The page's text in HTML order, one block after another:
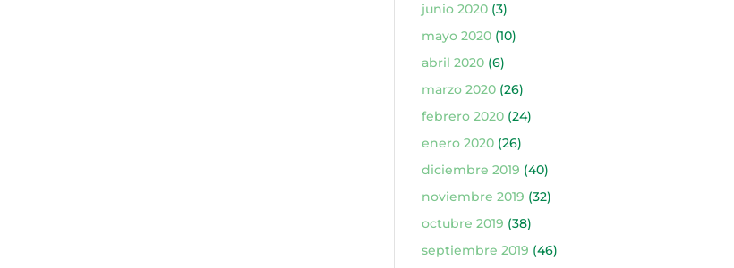
junio 2020(3)
mayo 2020(10)
abril 2020(6)
marzo 2020(26)
febrero 2020(24)
enero 2020(26)
diciembre 2019 (40)
noviembre 2019 (32)
octubre 2019 (38)
septiembre 2019 (46)